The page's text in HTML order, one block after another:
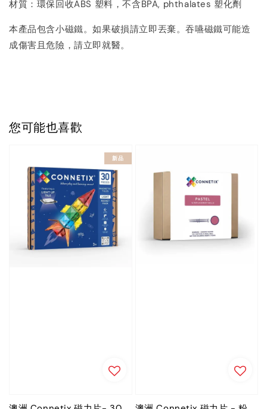
材質：環保回收ABS 塑料，不含BPA, phthalates 塑化劑
本產品包含小磁鐵。如果破損請立即丟棄。吞嚥磁鐵可能造
成傷害且危險，請立即就醫。
您可能也喜歡
新品